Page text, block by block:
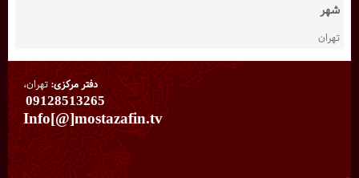
شهر
تهران
دفتر مرکزی:تهران،
09128513265
Info[@]mostazafin.tv